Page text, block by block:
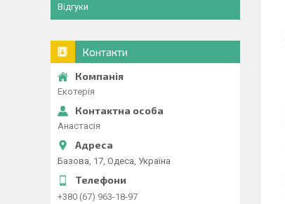
Відгуки
Контакти
Екотерія
Анастасія
Базова, 17, Одеса, Україна
+380 (67) 963-18-97